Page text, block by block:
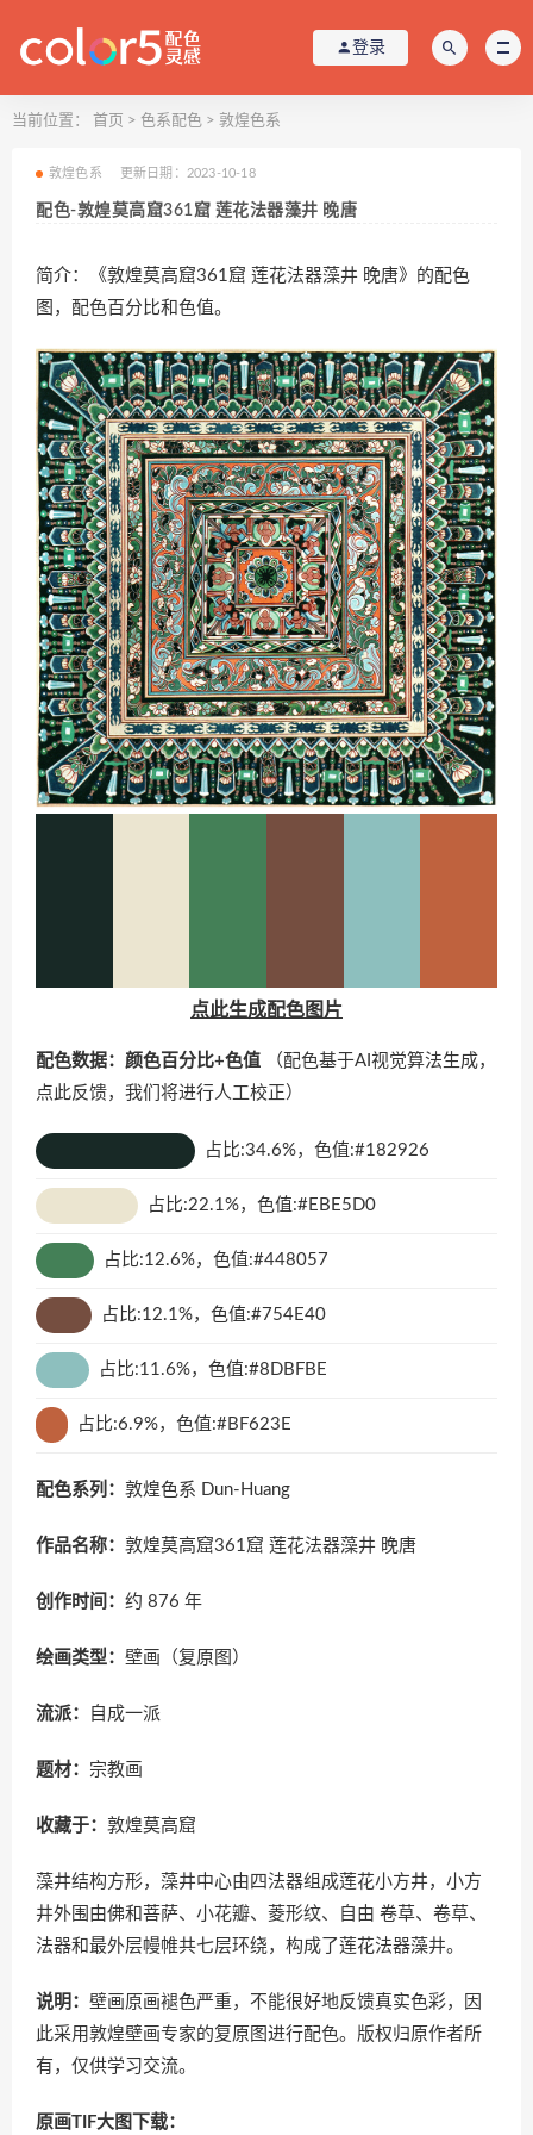
登录
当前位置： 首页 > 色系配色 > 敦煌色系
敦煌色系 更新日期：2023-10-18
配色-敦煌莫高窟361窟 莲花法器藻井 晚唐
简介：《敦煌莫高窟361窟 莲花法器藻井 晚唐》的配色
图，配色百分比和色值。
点此生成配色图片
配色数据：颜色百分比+色值 （配色基于AI视觉算法生成，
点此反馈，我们将进行人工校正）
占比:34.6%，色值:#182926
占比:22.1%，色值:#EBE5D0
占比:12.6%，色值:#448057
占比:12.1%，色值:#754E40
占比:11.6%，色值:#8DBFBE
占比:6.9%，色值:#BF623E
配色系列： 敦煌色系 Dun-Huang
作品名称： 敦煌莫高窟361窟 莲花法器藻井 晚唐
创作时间： 约 876 年
绘画类型： 壁画（复原图）
流派： 自成一派
题材： 宗教画
收藏于： 敦煌莫高窟
藻井结构方形，藻井中心由四法器组成莲花小方井，小方
井外围由佛和菩萨、小花瓣、菱形纹、自由 卷草、卷草、
法器和最外层幔帷共七层环绕，构成了莲花法器藻井。
说明： 壁画原画褪色严重，不能很好地反馈真实色彩，因
此采用敦煌壁画专家的复原图进行配色。版权归原作者所
有，仅供学习交流。
原画TIF大图下载：